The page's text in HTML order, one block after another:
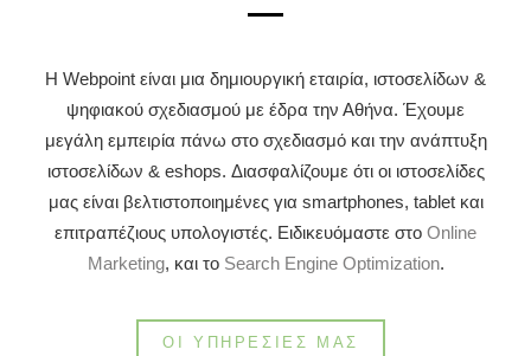
Η Webpoint είναι μια δημιουργική εταιρία, ιστοσελίδων &
ψηφιακού σχεδιασμού με έδρα την Αθήνα. Έχουμε
μεγάλη εμπειρία πάνω στο σχεδιασμό και την ανάπτυξη
ιστοσελίδων & eshops. Διασφαλίζουμε ότι οι ιστοσελίδες
μας είναι βελτιστοποιημένες για smartphones, tablet και
επιτραπέζιους υπολογιστές. Ειδικευόμαστε στο Online
Marketing, και το Search Engine Optimization.
ΟΙ ΥΠΗΡΕΣΊΕΣ ΜΑΣ